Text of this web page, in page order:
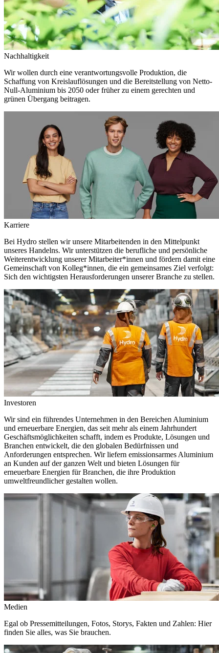
Nachhaltigkeit
Wir wollen durch eine verantwortungsvolle Produktion, die
Schaffung von Kreislauflösungen und die Bereitstellung von Netto-
Null-Aluminium bis 2050 oder früher zu einem gerechten und
grünen Übergang beitragen.
Karriere
Bei Hydro stellen wir unsere Mitarbeitenden in den Mittelpunkt
unseres Handelns. Wir unterstützen die berufliche und persönliche
Weiterentwicklung unserer Mitarbeiter*innen und fördern damit eine
Gemeinschaft von Kolleg*innen, die ein gemeinsames Ziel verfolgt:
Sich den wichtigsten Herausforderungen unserer Branche zu stellen.
Investoren
Wir sind ein führendes Unternehmen in den Bereichen Aluminium
und erneuerbare Energien, das seit mehr als einem Jahrhundert
Geschäftsmöglichkeiten schafft, indem es Produkte, Lösungen und
Branchen entwickelt, die den globalen Bedürfnissen und
Anforderungen entsprechen. Wir liefern emissionsarmes Aluminium
an Kunden auf der ganzen Welt und bieten Lösungen für
erneuerbare Energien für Branchen, die ihre Produktion
umweltfreundlicher gestalten wollen.
Medien
Egal ob Pressemitteilungen, Fotos, Storys, Fakten und Zahlen: Hier
finden Sie alles, was Sie brauchen.